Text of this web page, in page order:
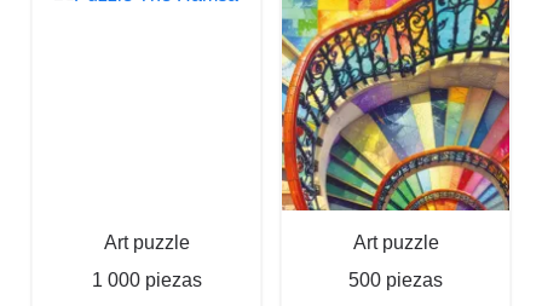
Art puzzle
1 000 piezas
Art puzzle
500 piezas